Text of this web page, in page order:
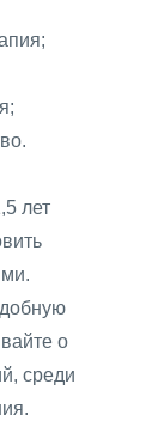
лет
о
среди